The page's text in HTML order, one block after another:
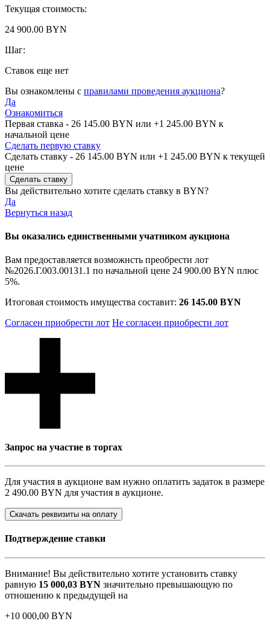
Текущая стоимость:
24 900.00 BYN
Шаг:
Ставок еще нет
Вы ознакомлены с правилами проведения аукциона?
Да
Ознакомиться
Первая ставка - 26 145.00 BYN или +1 245.00 BYN к
начальной цене
Сделать первую ставку
Сделать ставку - 26 145.00 BYN или +1 245.00 BYN к текущей
цене
Вы действительно хотите сделать ставку в BYN?
Да
Вернуться назад
Вы оказались единственными учатником аукциона
Вам предоставляется возможнсть преобрести лот
№2026.Г.003.00131.1 по начальной цене 24 900.00 BYN плюс
5%.
Итоговая стоимость имущества составит: 26 145.00 BYN
Согласен приобрести лот Не согласен приобрести лот
Запрос на участие в торгах
Для участия в аукционе вам нужно оплатить задаток в размере
2 490.00 BYN для участия в аукционе.
Скачать реквизиты на оплату
Подтверждение ставки
Внимание! Вы действительно хотите установить ставку
равную 15 000,03 BYN значительно превышающую по
отношению к предыдущей на
+10 000,00 BYN